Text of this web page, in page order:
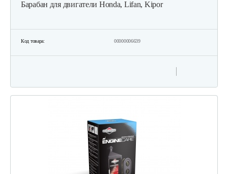
Барабан для двигатели Honda, Lifan, Kipor
Код товара: 00000006639